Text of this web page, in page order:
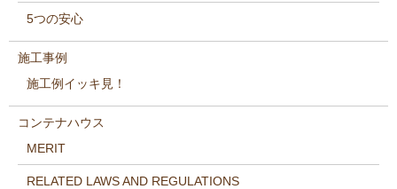
5つの安心
施工事例
施工例イッキ見！
コンテナハウス
MERIT
RELATED LAWS AND REGULATIONS